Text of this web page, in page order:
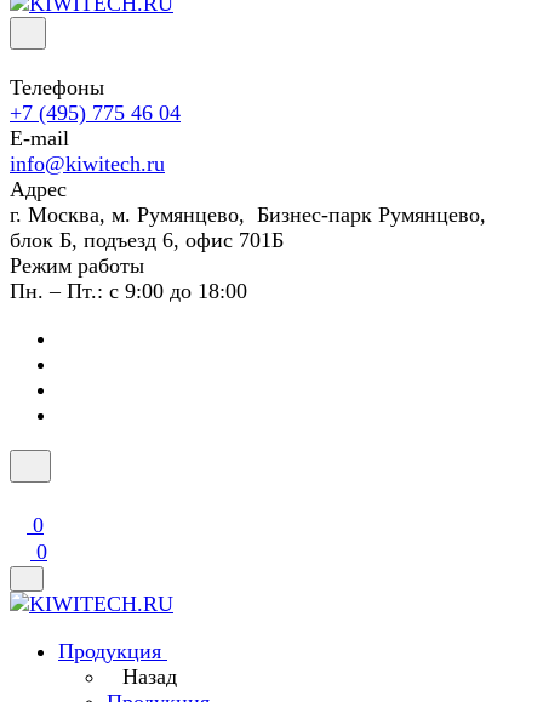
Телефоны
+7 (495) 775 46 04
E-mail
info@kiwitech.ru
Адрес
г. Москва, м. Румянцево, Бизнес-парк Румянцево,
блок Б, подъезд 6, офис 701Б
Режим работы
Пн. – Пт.: с 9:00 до 18:00
0
0
Продукция
Назад